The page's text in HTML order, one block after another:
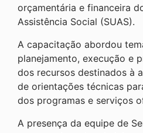
orçamentária e financeira
Assistência Social (SUAS).
A capacitação abordou
planejamento, execução e
dos recursos destinados à
de orientações técnicas
dos programas e serviços
A presença da equipe de